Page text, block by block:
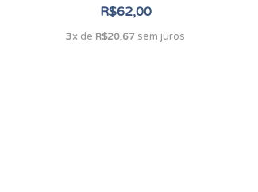
R$62,00
3x de R$20,67 sem juros